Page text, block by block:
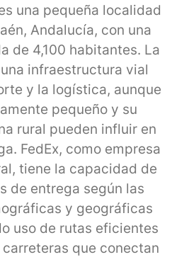
una pequeña localidad
Andalucía, con una
de 4,100 habitantes. La
infraestructura vial
y la logística, aunque
pequeño y su
rural pueden influir en
FedEx, como empresa
tiene la capacidad de
de entrega según las
y geográficas
uso de rutas eficientes
que conectan